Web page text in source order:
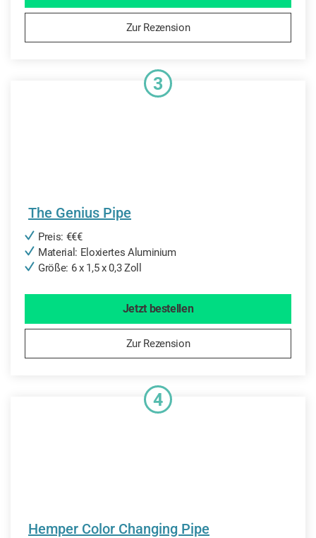
Zur Rezension
3
The Genius Pipe
Preis: €€€
Material: Eloxiertes Aluminium
Größe: 6 x 1,5 x 0,3 Zoll
Jetzt bestellen
Zur Rezension
4
Hemper Color Changing Pipe